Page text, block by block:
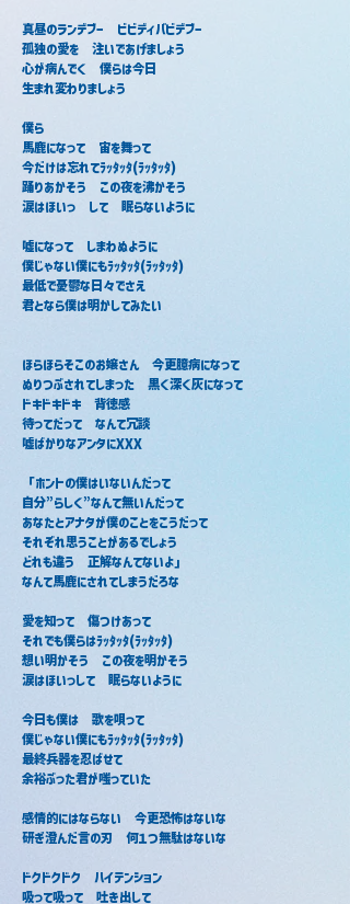
真昼のランデブー　ビビディバビデブー
孤独の愛を　注いであげましょう
心が病んでく　僕らは今日
生まれ変わりましょう
僕ら
馬鹿になって　宙を舞って
今だけは忘れてﾗｯﾀｯﾀ(ﾗｯﾀｯﾀ)
踊りあかそう　この夜を沸かそう
涙はほいっ　して　眠らないように
嘘になって　しまわぬように
僕じゃない僕にもﾗｯﾀｯﾀ(ﾗｯﾀｯﾀ)
最低で憂鬱な日々でさえ
君となら僕は明かしてみたい
ほらほらそこのお嬢さん　今更臆病になって
ぬりつぶされてしまった　黒く深く灰になって
ドキドキドキ　背徳感
待ってだって　なんて冗談
嘘ばかりなアンタにXXX
「ホントの僕はいないんだって
自分”らしく”なんて無いんだって
あなたとアナタが僕のことをこうだって
それぞれ思うことがあるでしょう
どれも違う　正解なんてないよ」
なんて馬鹿にされてしまうだろな
愛を知って　傷つけあって
それでも僕らはﾗｯﾀｯﾀ(ﾗｯﾀｯﾀ)
想い明かそう　この夜を明かそう
涙はほいっして　眠らないように
今日も僕は　歌を唄って
僕じゃない僕にもﾗｯﾀｯﾀ(ﾗｯﾀｯﾀ)
最終兵器を忍ばせて
余裕ぶった君が嗤っていた
感情的にはならない　今更恐怖はないな
研ぎ澄んだ言の刃　何１つ無駄はないな
ドクドクドク　ハイテンション
吸って吸って　吐き出して